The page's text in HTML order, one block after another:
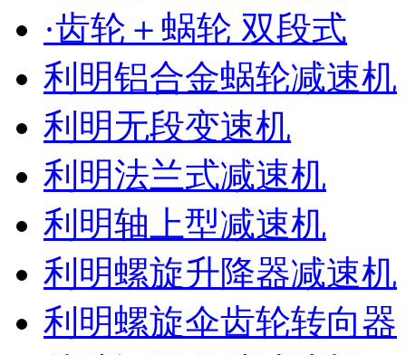
·齿轮＋蜗轮 双段式
利明铝合金蜗轮减速机
利明无段变速机
利明法兰式减速机
利明轴上型减速机
利明螺旋升降器减速机
利明螺旋伞齿轮转向器